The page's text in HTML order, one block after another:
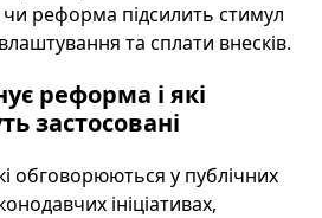
реформа підсилить стимул
та сплати внесків.
реформа і які
застосовані
обговорюються у публічних
ініціативах,